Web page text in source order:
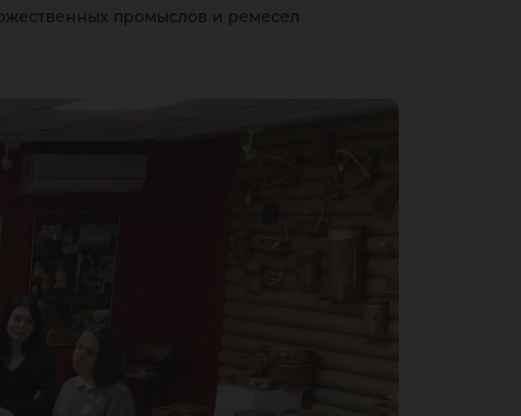
промыслов и ремесел